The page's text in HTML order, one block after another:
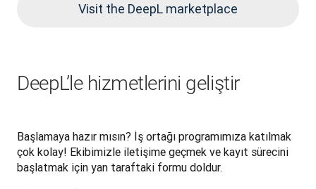
Visit the DeepL marketplace
DeepL’le hizmetlerini geliştir
Başlamaya hazır mısın? İş ortağı programımıza katılmak
çok kolay! Ekibimizle iletişime geçmek ve kayıt sürecini
başlatmak için yan taraftaki formu doldur.